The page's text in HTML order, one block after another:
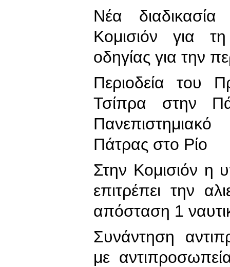
Νέα
Κομισιόν για
οδηγίας για την
Περιοδεία του
Τσίπρα στην
Πάτρας στο Ρίο
Στην Κομισιόν η
επιτρέπει την
απόσταση 1
Συνάντηση
με